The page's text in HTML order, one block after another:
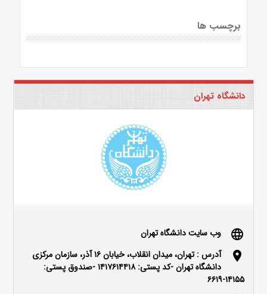
برچسب ها
دانشگاه تهران
language وب سایت دانشگاه تهران
location_on
آدرس : تهران، میدان انقلاب، خیابان ۱۶ آذر، سازمان مرکزی
دانشگاه تهران -کد پستی: ۱۴۱۷۶۱۴۴۱۸ -صندوق پستی:
۱۴۱۵۵-۶۶۱۹